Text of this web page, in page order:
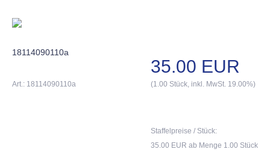
18114090110a
35.00 EUR
Art.: 18114090110a (1.00 Stück, inkl. MwSt. 19.00%)
Staffelpreise / Stück:
35.00 EUR ab Menge 1.00 Stück